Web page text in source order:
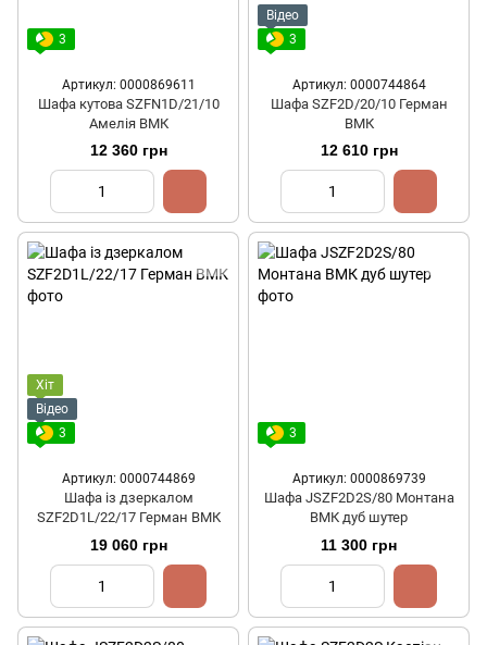
3
Артикул: 0000869611
Шафа кутова SZFN1D/21/10
Амелія ВМК
12 360 грн
Відео
3
Артикул: 0000744864
Шафа SZF2D/20/10 Герман
ВМК
12 610 грн
Хіт
Відео
3
Артикул: 0000744869
Шафа із дзеркалом
SZF2D1L/22/17 Герман ВМК
19 060 грн
3
Артикул: 0000869739
Шафа JSZF2D2S/80 Монтана
ВМК дуб шутер
11 300 грн